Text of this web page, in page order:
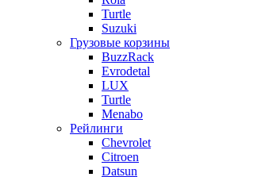
Turtle
Suzuki
Грузовые корзины
BuzzRack
Evrodetal
LUX
Turtle
Menabo
Рейлинги
Chevrolet
Citroen
Datsun